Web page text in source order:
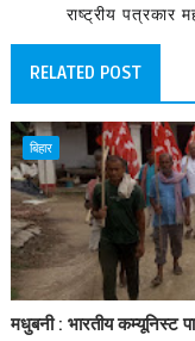
राष्ट्रीय पत्रकार
RELATED POST
बिहार
मधुबनी : भारतीय कम्यूनिस्ट